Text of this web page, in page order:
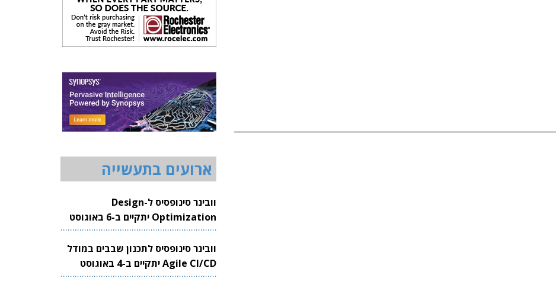
ארועים בתעשייה
וובינר סינופסיס ל-Design
Optimization יתקיים ב-6 באוגוסט
2026
וובינר סינופסיס לתכנון שבבים במודל
Agile CI/CD יתקיים ב-4 באוגוסט
2026